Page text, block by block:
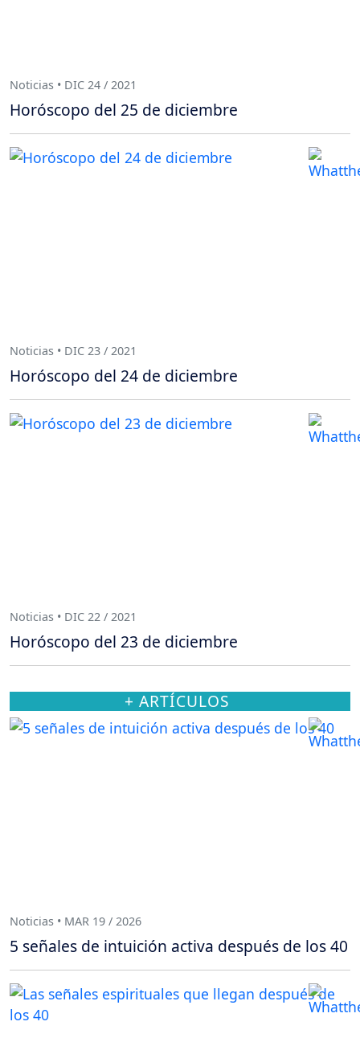
Noticias • DIC 24 / 2021
Horóscopo del 25 de diciembre
Noticias • DIC 23 / 2021
Horóscopo del 24 de diciembre
Noticias • DIC 22 / 2021
Horóscopo del 23 de diciembre
+ ARTÍCULOS
Noticias • MAR 19 / 2026
5 señales de intuición activa después de los 40